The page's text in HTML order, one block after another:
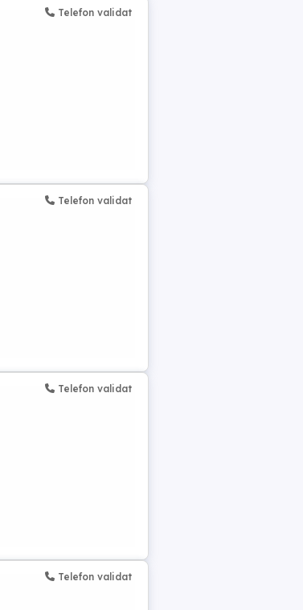
Telefon validat
Telefon validat
Telefon validat
Telefon validat